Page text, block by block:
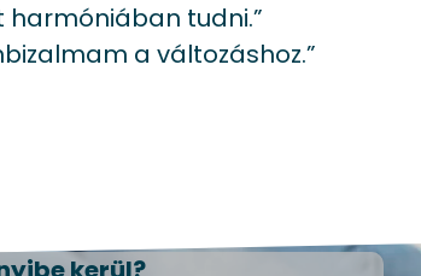
harmóniában tudni.”
a változáshoz.”